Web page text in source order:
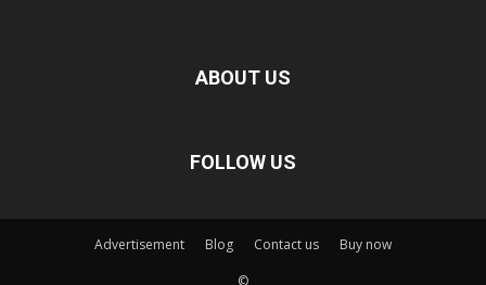
ABOUT US
FOLLOW US
Advertisement Blog Contact us
Buy now
©